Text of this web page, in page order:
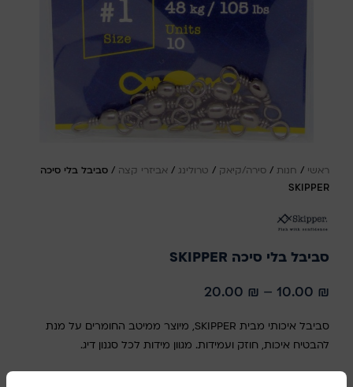
ראשי / חנות / סירה/קיאק / טרולינג / אביזרי קצה / סביבל בלי סיכה
SKIPPER
סביבל בלי סיכה SKIPPER
10.00 ₪
–
20.00 ₪
סביבל איכותי מבית SKIPPER, מיוצר ממיטב החומרים על מנת
להבטיח איכות, חוזק ועמידות. מגוון מידות לכל סגנון דיג.